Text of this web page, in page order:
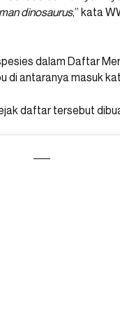
dinosaurus,” kata
dalam Daftar
di antaranya masuk
daftar tersebut